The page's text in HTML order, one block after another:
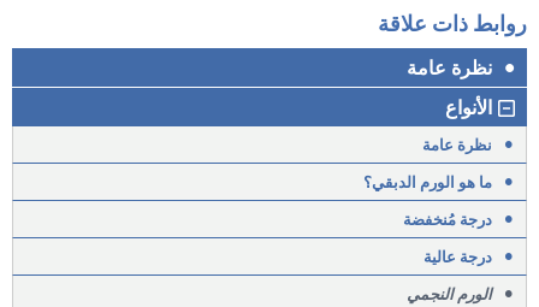
روابط ذات علاقة
• نظرة عامة
الأنواع
•
نظرة عامة
• ما هو الورم الدبقي؟
• درجة مُنخفضة
• درجة عالية
• الورم النجمي